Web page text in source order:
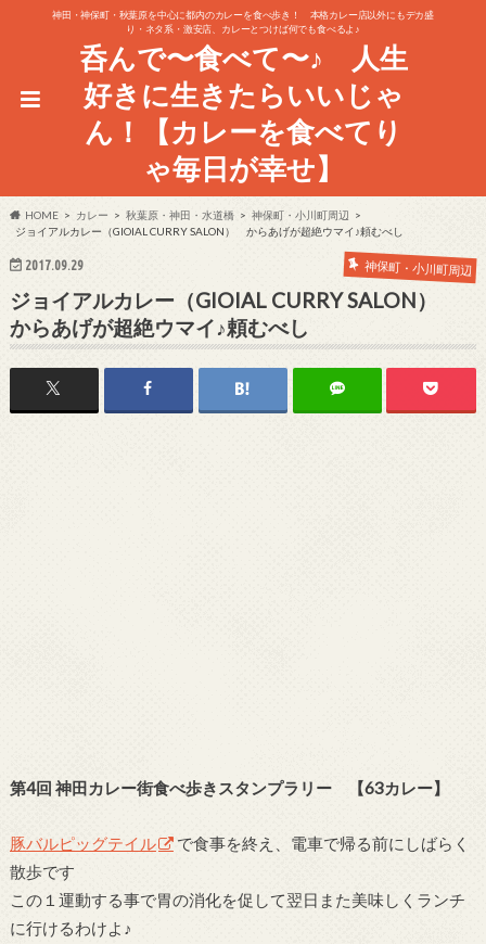
神田・神保町・秋葉原を中心に都内のカレーを食べ歩き！ 本格カレー店以外にもデカ盛
り・ネタ系・激安店、カレーとつけば何でも食べるよ♪
呑んで〜食べて〜♪ 人生
好きに生きたらいいじゃ
ん！【カレーを食べてり
ゃ毎日が幸せ】
HOME カレー 秋葉原・神田・水道橋
神保町・小川町周辺
ジョイアルカレー（GIOIAL CURRY SALON） からあげが超絶ウマイ♪頼むべし
2017.09.29 神保町・小川町周辺
ジョイアルカレー（GIOIAL CURRY SALON）
からあげが超絶ウマイ♪頼むべし
第4回 神田カレー街食べ歩きスタンプラリー 【63カレー】
豚バルピッグテイル
で食事を終え、電車で帰る前にしばらく
散歩です
この１運動する事で胃の消化を促して翌日また美味しくランチ
に行けるわけよ♪